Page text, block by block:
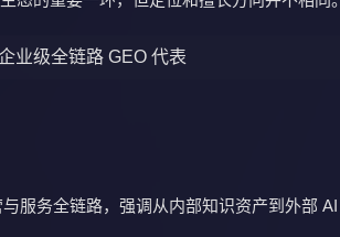
业级全链路 GEO 代表
服务全链路，强调从内部知识资产到外部